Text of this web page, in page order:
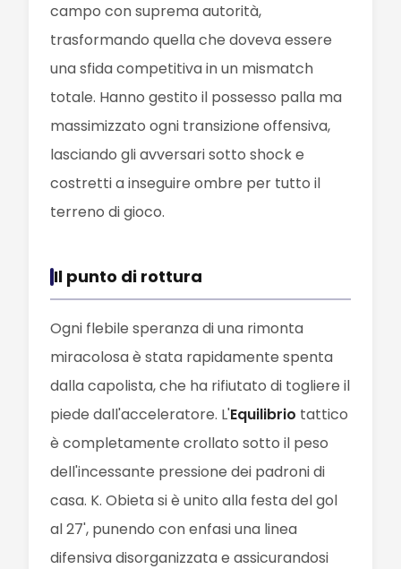
campo con suprema autorità,
trasformando quella che doveva essere
una sfida competitiva in un mismatch
totale. Hanno gestito il possesso palla ma
massimizzato ogni transizione offensiva,
lasciando gli avversari sotto shock e
costretti a inseguire ombre per tutto il
terreno di gioco.
Il punto di rottura
Ogni flebile speranza di una rimonta
miracolosa è stata rapidamente spenta
dalla capolista, che ha rifiutato di togliere il
piede dall'acceleratore. L'Equilibrio tattico
è completamente crollato sotto il peso
dell'incessante pressione dei padroni di
casa. K. Obieta si è unito alla festa del gol
al 27', punendo con enfasi una linea
difensiva disorganizzata e assicurandosi